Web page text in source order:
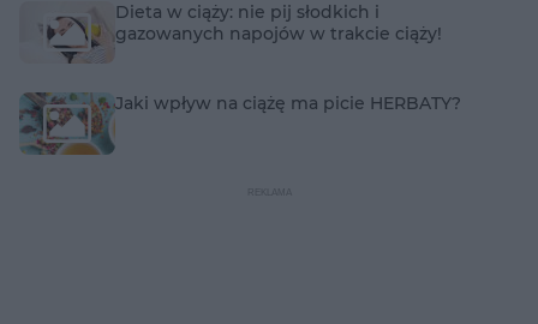
Dieta w ciąży: nie pij słodkich i
gazowanych napojów w trakcie ciąży!
Jaki wpływ na ciążę ma picie HERBATY?